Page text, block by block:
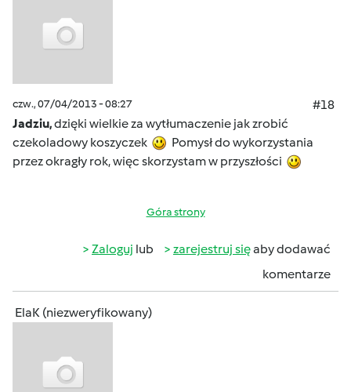
czw., 07/04/2013 - 08:27
#18
Jadziu,dzięki wielkie za wytłumaczenie jak zrobić
czekoladowy koszyczek
Pomysł do wykorzystania
przez okragły rok, więc skorzystam w przyszłości
Góra strony
Zaloguj lub zarejestruj sięaby dodawać
komentarze
ElaK (niezweryfikowany)